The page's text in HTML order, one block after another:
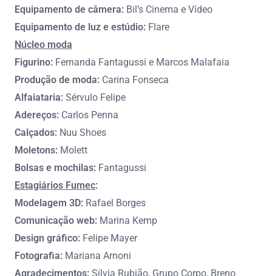
Equipamento de câmera: Bil’s Cinema e Vídeo
Equipamento de luz e estúdio: Flare
Núcleo moda
Figurino: Fernanda Fantagussi e Marcos Malafaia
Produção de moda: Carina Fonseca
Alfaiataria: Sérvulo Felipe
Adereços: Carlos Penna
Calçados: Nuu Shoes
Moletons: Molett
Bolsas e mochilas: Fantagussi
Estagiários Fumec:
Modelagem 3D: Rafael Borges
Comunicação web: Marina Kemp
Design gráfico: Felipe Mayer
Fotografia: Mariana Arnoni
Agradecimentos: Sílvia Rubião, Grupo Corpo, Breno